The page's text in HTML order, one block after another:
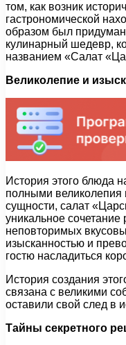
том, как возник
гастрономической
образом был
кулинарный шедевр,
названием «Салат
Великолепие и
История этого блюда
полными великолепия
сущности, салат
уникальное
неповторимых
изысканностью и
гостю насладиться
История создания
связана с великими
оставили свой след в
Тайны секретного